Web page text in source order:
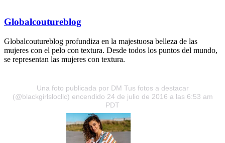
Globalcoutureblog
Globalcoutureblog profundiza en la majestuosa belleza de las
mujeres con el pelo con textura. Desde todos los puntos del mundo,
se representan las mujeres con textura.
Una foto publicada por DM Tus fotos a destacar
(@blackgirlslocllc) encendido 24 de julio de 2016 a las 6:53 am
PDT